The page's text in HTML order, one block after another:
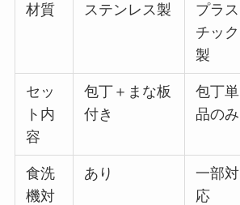
材質 ステンレス製
プラス
チック
製
セッ
ト内
容
包丁＋まな板
付き
包丁単
品のみ
食洗
機対
あり
一部対
応